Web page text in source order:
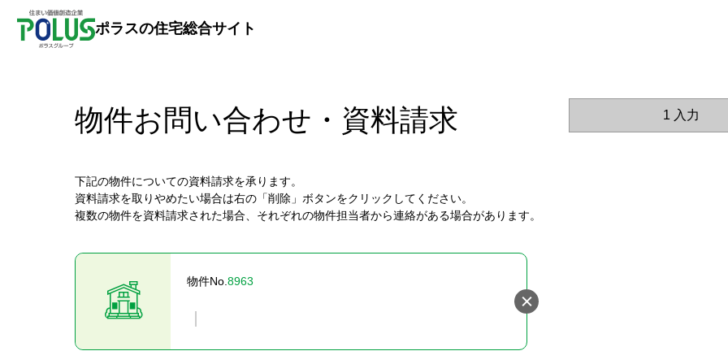
ポラスの住宅総合サイト
物件お問い合わせ・資料請求 1 入力
下記の物件についての資料請求を承ります。
資料請求を取りやめたい場合は右の「削除」ボタンをクリックしてください。
複数の物件を資料請求された場合、それぞれの物件担当者から連絡がある場合があります。
物件No.8963